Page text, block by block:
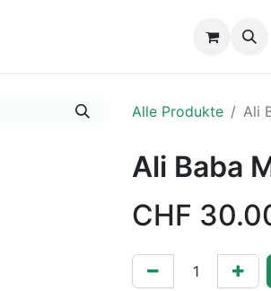
Alle Produkte Ali
Ali Baba
CHF